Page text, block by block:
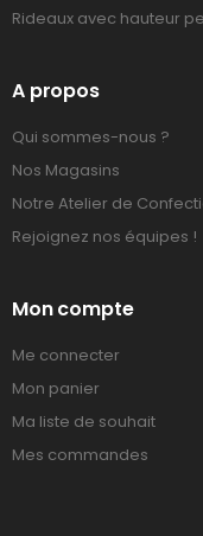
Rideaux avec hauteur
A propos
Qui sommes-nous ?
Nos Magasins
Notre Atelier de
Rejoignez nos équipes !
Mon compte
Me connecter
Mon panier
Ma liste de souhait
Mes commandes